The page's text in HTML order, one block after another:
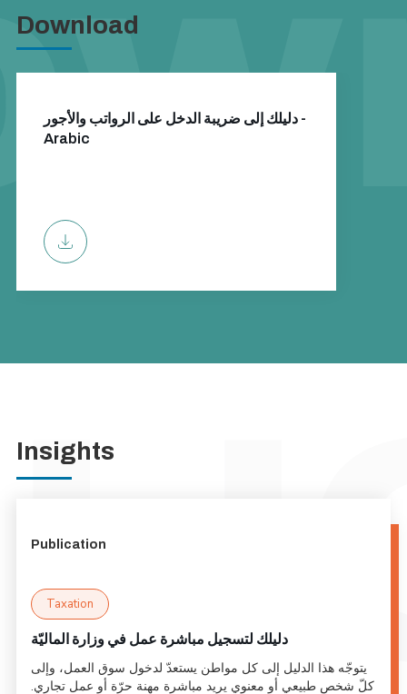
Download
دليلك إلى ضريبة الدخل على الرواتب والأجور -
Arabic
Insights
Publication
Taxation
دليلك لتسجيل مباشرة عمل في وزارة الماليّة
يتوجّه هذا الدليل إلى كل مواطن يستعدّ لدخول سوق العمل، وإلى
كلّ شخص طبيعي أو معنوي يريد مباشرة مهنة حرّة أو عمل تجاري.